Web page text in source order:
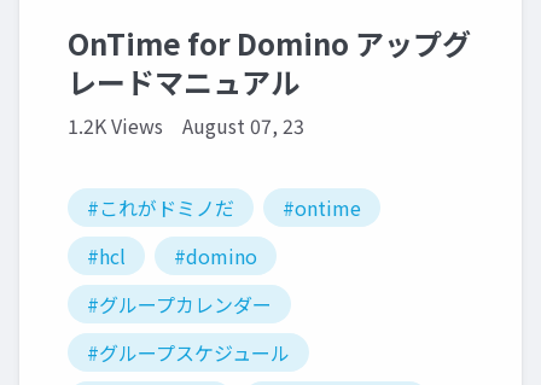
OnTime for Domino アップグ
レードマニュアル
1.2K Views August 07, 23
#これがドミノだ
#ontime
#hcl
#domino
#グループカレンダー
#グループスケジュール